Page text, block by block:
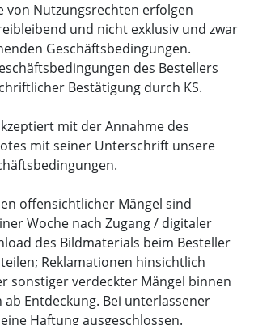
von Nutzungsrechten erfolgen
und nicht exklusiv und zwar
Geschäftsbedingungen.
des Bestellers
Bestätigung durch KS.
mit der Annahme des
mit seiner Unterschrift unsere
offensichtlicher Mängel sind
Woche nach Zugang / digitaler
des Bildmaterials beim Besteller
Reklamationen hinsichtlich
sonstiger verdeckter Mängel binnen
ab Entdeckung. Bei unterlassener
Haftung ausgeschlossen.